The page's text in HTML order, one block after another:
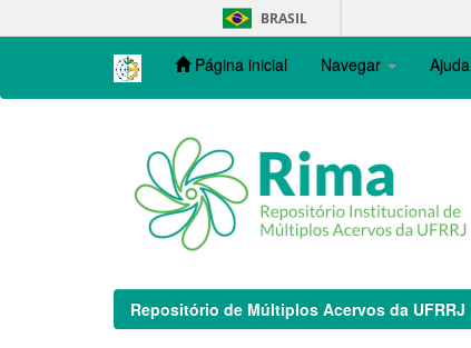
navigation
BRASIL
Página inicial Navegar Ajuda
Repositório de Múltiplos Acervos da UFRRJ